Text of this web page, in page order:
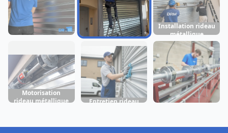
Monteux
Réparation rideau
métallique
Monteux
Installation rideau
métallique
Monteux
Motorisation
rideau métallique
Entretien rideau